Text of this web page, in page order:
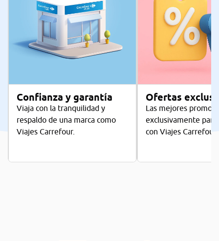
Confianza y garantía
Viaja con la tranquilidad y
respaldo de una marca como
Viajes Carrefour.
Ofertas
Las mejores promos
exclusivamente para
con Viajes Carrefour.